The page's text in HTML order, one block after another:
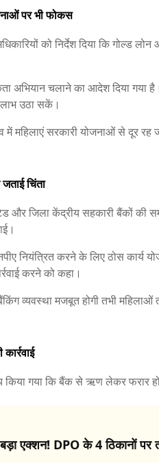
पर भी फोकस
को निर्देश दिया कि गोल्ड
अभियान चलाने का आदेश दिया गया
लाभ उठा सकें।
महिलाएं सरकारी योजनाओं से दूर
चिंता
और जिला केंद्रीय सहकारी बैंकों की
नियंत्रित करने के लिए ठोस कार्य
करने को कहा।
व्यवस्था मजबूत होगी तभी
किया गया कि बैंक से ऋण लेकर फरार
एक्शन! DPO के 4 ठिकानों पर